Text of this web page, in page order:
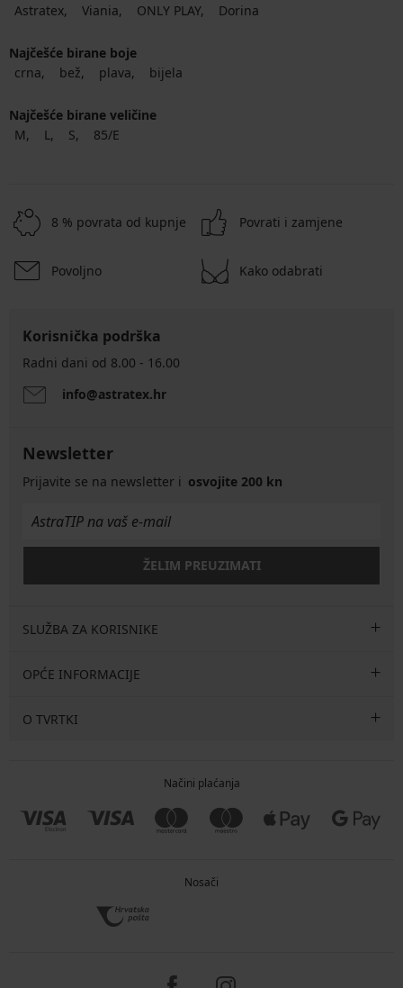
Astratex
Viania ONLY PLAY Dorina
Najčešće birane boje
crna
bež plava bijela
Najčešće birane veličine
M
L S 85/E
8 % povrata od kupnje Povrati i zamjene
Povoljno Kako odabrati
Korisnička podrška
Radni dani od 8.00 - 16.00
info@astratex.hr
Newsletter
Prijavite se na newsletter i osvojite 200 kn
ŽELIM PREUZIMATI
SLUŽBA ZA KORISNIKE
OPĆE INFORMACIJE
O TVRTKI
Načini plaćanja
Nosači